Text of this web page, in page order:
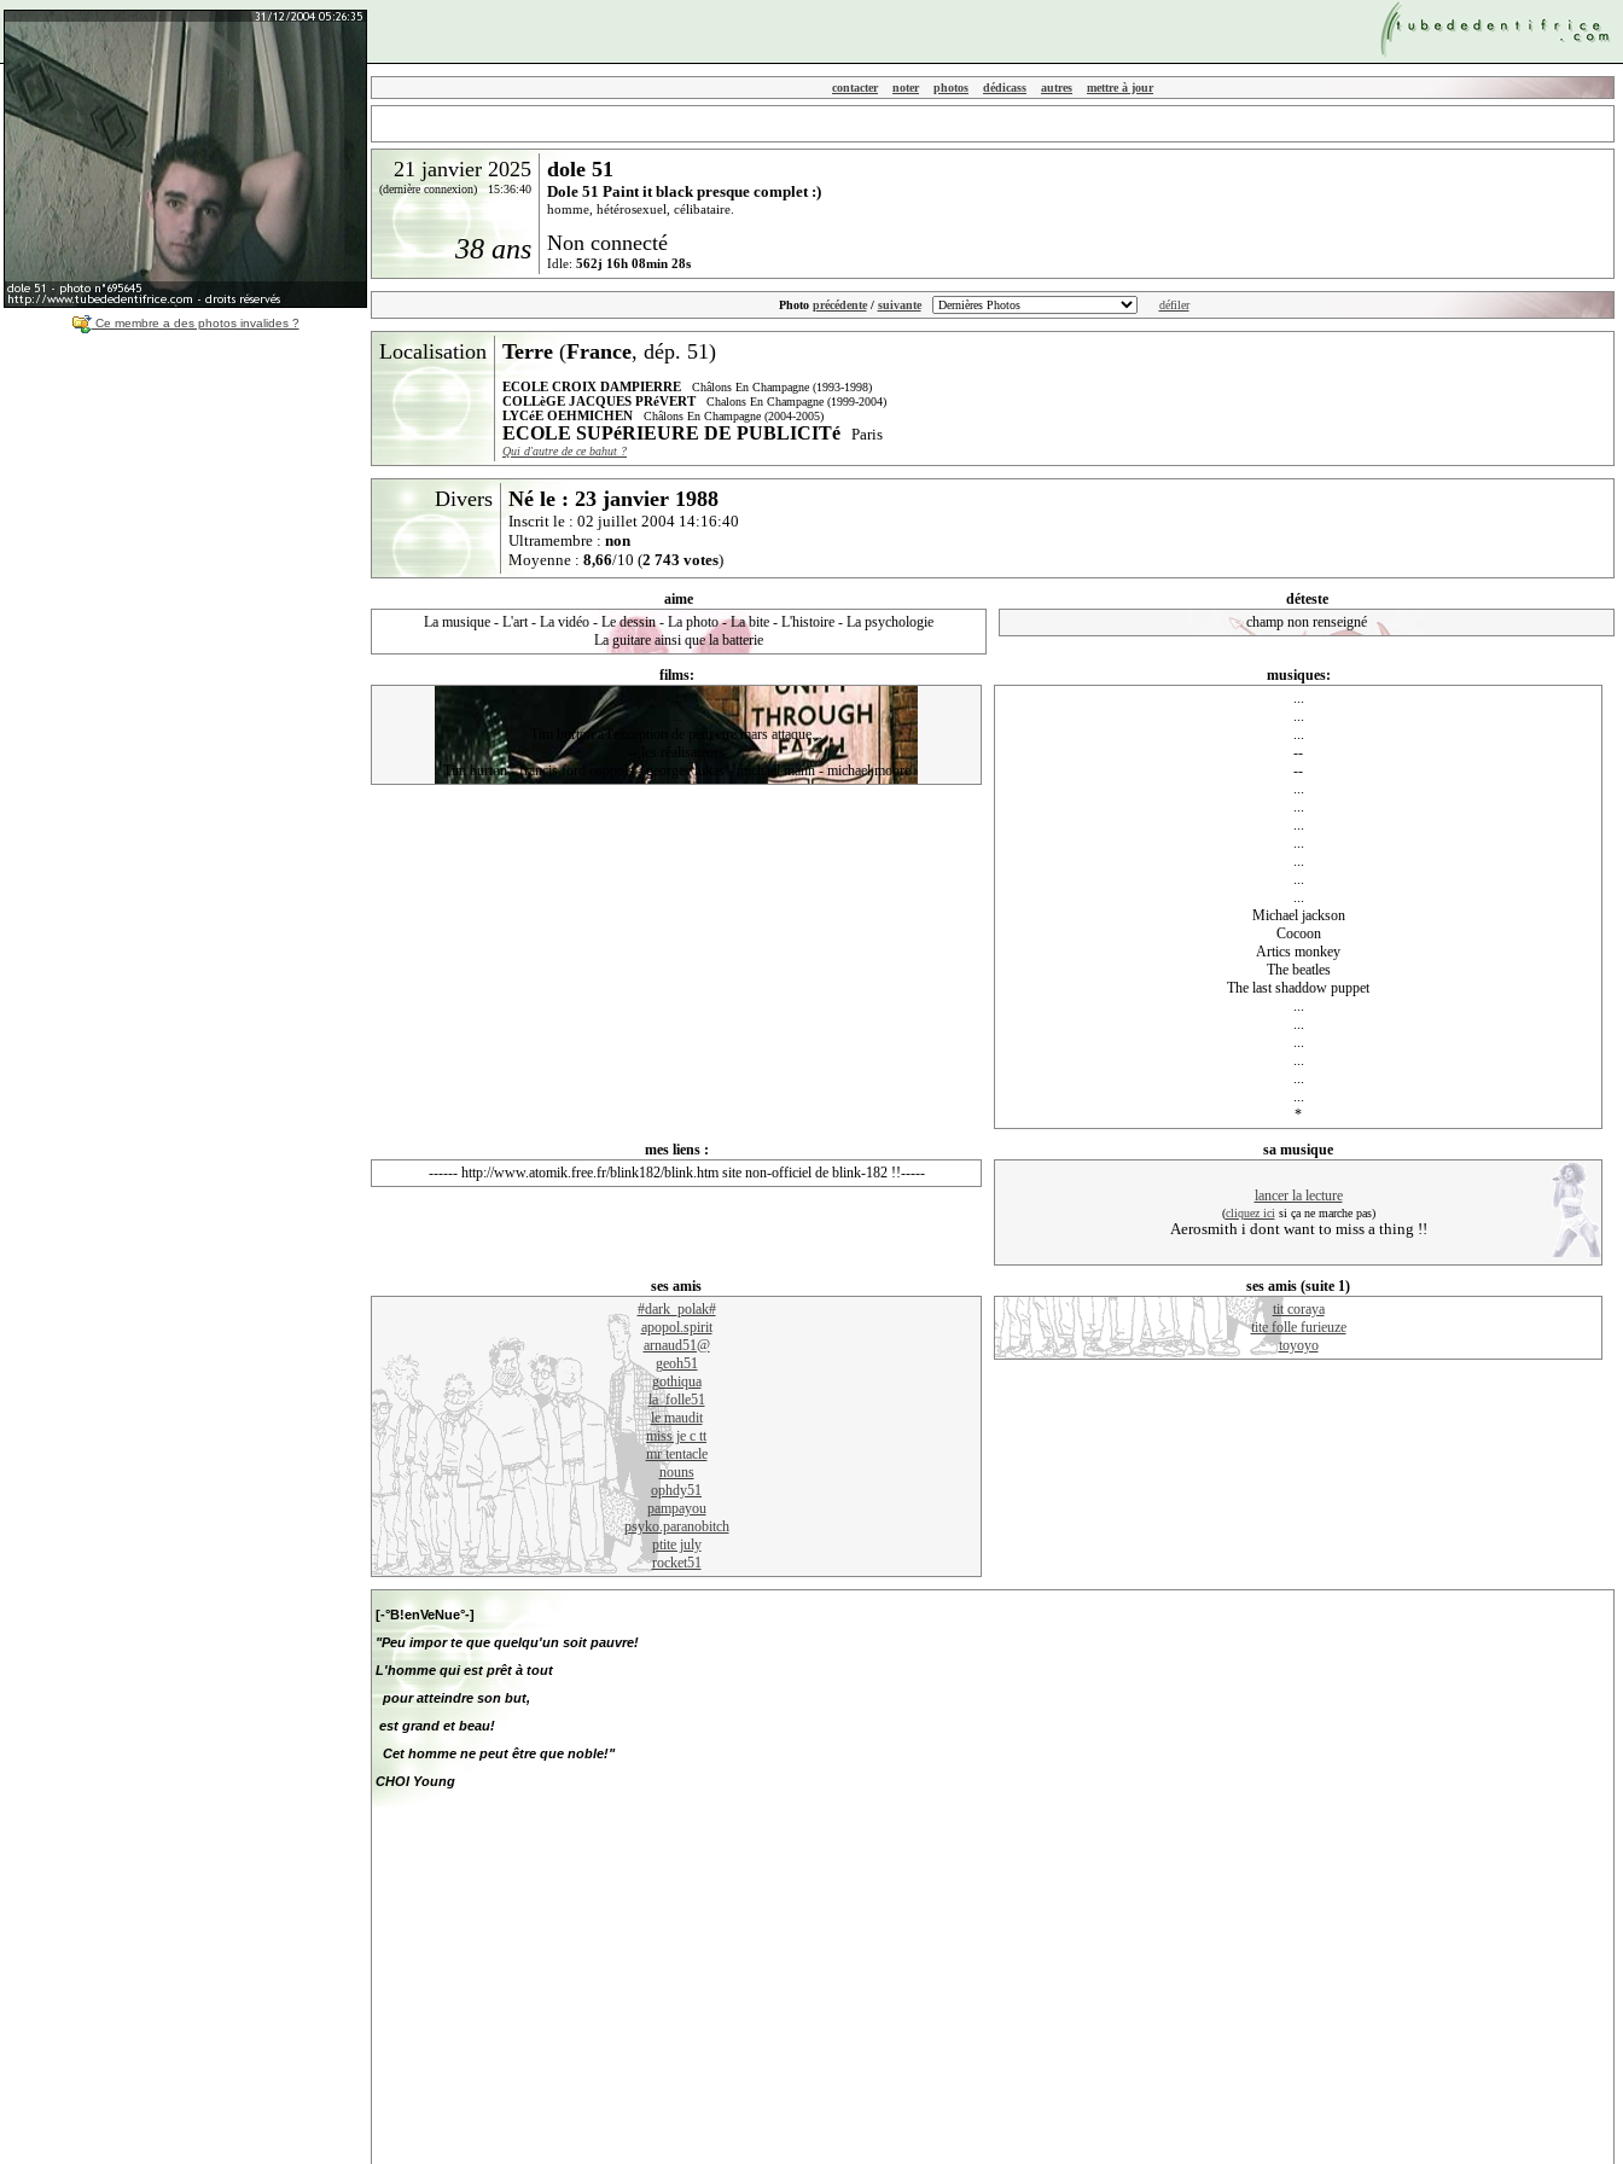
Ce membre a des photos invalides ?
contacter noter photos dédicass autres mettre à jour
21 janvier 2025
(dernière connexion) 15:36:40
dole 51
Dole 51 Paint it black presque complet :)
homme, hétérosexuel, célibataire.
Non connecté
Idle: 562j 16h 08min 28s
38 ans
Photo précédente/ suivante
Localisation Terre (France, dép. 51)
ECOLE CROIX DAMPIERRE Châlons En Champagne (1993-1998)
COLLèGE JACQUES PRéVERT Chalons En Champagne (1999-2004)
LYCéE OEHMICHEN Châlons En Champagne (2004-2005)
ECOLE SUPéRIEURE DE PUBLICITé Paris
Qui d'autre de ce bahut ?
Divers Né le : 23 janvier 1988
Inscrit le : 02 juillet 2004 14:16:40
Ultramembre : non
Moyenne : 8,66/10 (2 743 votes)
aime
La musique - L'art - La vidéo - Le dessin - La photo - La bite - L'histoire - La psychologie
La guitare ainsi que la batterie
déteste
champ non renseigné
films:
Tim burton a l'exception de peut etre mars attaque...
Tim burton - francis ford coppola - georges lukas - michael mann - michael moore
musiques:
...
...
...
--
--
...
...
...
...
...
...
...
Michael jackson
Cocoon
Artics monkey
The beatles
The last shaddow puppet
...
...
...
...
...
...
*
mes liens :
------ http://www.atomik.free.fr/blink182/blink.htm site non-officiel de blink-182 !!-----
sa musique
(cliquez ici si ça ne marche pas)
Aerosmith i dont want to miss a thing !!
ses amis
#dark_polak#
apopol.spirit
arnaud51@
geoh51
gothiqua
la_folle51
le maudit
miss je c tt
mr tentacle
nouns
ophdy51
pampayou
psyko.paranobitch
ptite july
rocket51
ses amis (suite 1)
tit coraya
tite folle furieuze
toyoyo
[-°B!enVeNue°-]
"Peu impor te que quelqu'un soit pauvre!
L'homme qui est prêt à tout
pour atteindre son but,
est grand et beau!
Cet homme ne peut être que noble!"
CHOI Young